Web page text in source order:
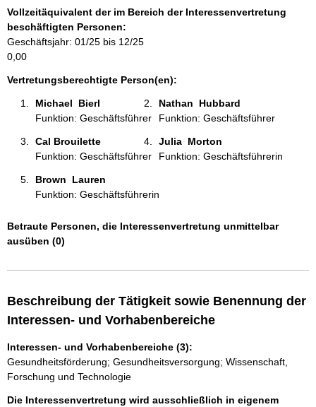
n
:
r
m
a
t
i
Vollzeitäquivalent der im Bereich der Interessenvertretung
beschäftigten Personen:
Geschäftsjahr: 01/25 bis 12/25
0,00
Vertretungsberechtigte Person(en):
Michael  Bierl
Funktion: Geschäftsführer
Nathan  Hubbard
Funktion: Geschäftsführer
Cal Brouilette
Funktion: Geschäftsführer
Julia  Morton
Funktion: Geschäftsführerin
Brown  Lauren
Funktion: Geschäftsführerin
Betraute Personen, die Interessenvertretung unmittelbar
ausüben (0)
Beschreibung der Tätigkeit sowie Benennung der
Interessen- und Vorhabenbereiche
Interessen- und Vorhabenbereiche (3):
Gesundheitsförderung; Gesundheitsversorgung; Wissenschaft,
Forschung und Technologie
Die Interessenvertretung wird ausschließlich in eigenem